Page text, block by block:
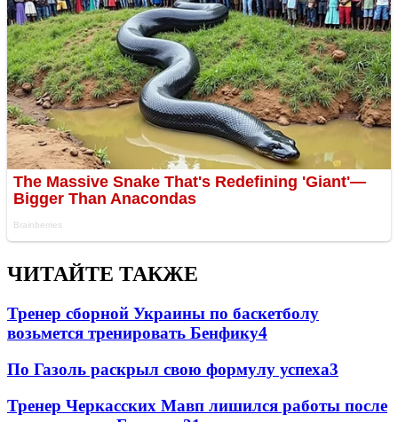
ЧИТАЙТЕ ТАКЖЕ
Тренер сборной Украины по баскетболу
возьмется тренировать Бенфику4
По Газоль раскрыл свою формулу успеха3
Тренер Черкасских Мавп лишился работы после